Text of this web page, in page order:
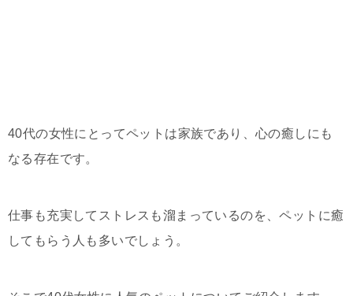
40代の女性にとってペットは家族であり、心の癒しにも
なる存在です。
仕事も充実してストレスも溜まっているのを、ペットに癒
してもらう人も多いでしょう。